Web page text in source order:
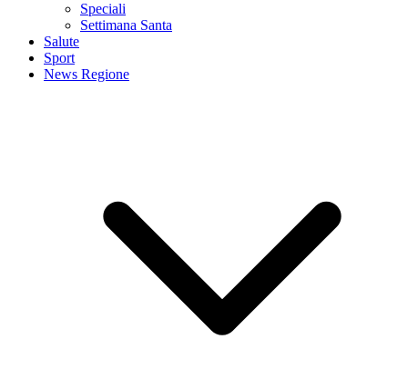
Speciali
Settimana Santa
Salute
Sport
News Regione